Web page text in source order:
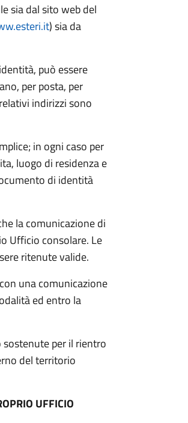
sia dal sito web del
) sia da
può essere
per posta, per
indirizzi sono
in ogni caso per
luogo di residenza e
di identità
la comunicazione di
Ufficio consolare. Le
ritenute valide.
una comunicazione
ed entro la
sostenute per il rientro
del territorio
UFFICIO